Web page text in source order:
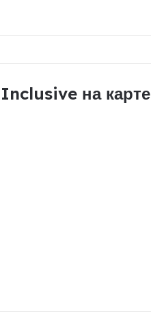
на карте